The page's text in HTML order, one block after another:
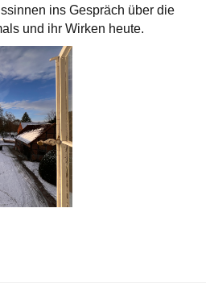
ins Gespräch über die
und ihr Wirken heute.